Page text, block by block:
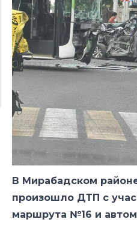
В Мирабадском
произошло ДТП с
маршрута №16 и